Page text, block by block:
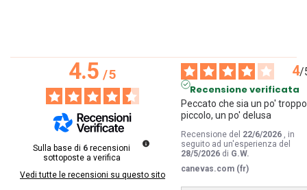
4.5/5
Sulla base di 6 recensioni
sottoposte a verifica
Vedi tutte le recensioni su questo sito
4/
Recensione verificata
Peccato che sia un po' troppo
piccolo, un po' delusa
Recensione del 22/6/2026 , in
seguito ad un'esperienza del
28/5/2026 di G.W.
canevas.com (fr)